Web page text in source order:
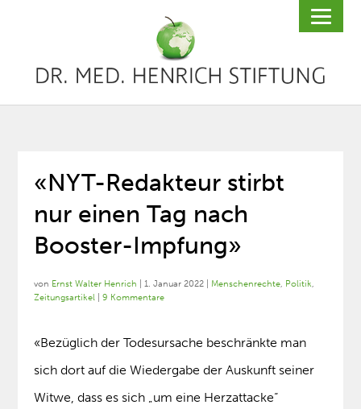
«NYT-Redakteur stirbt
nur einen Tag nach
Booster-Impfung»
von Ernst Walter Henrich |1. Januar 2022 Menschenrechte, Politik,
Zeitungsartikel |9 Kommentare
«Bezüglich der Todesursache beschränkte man
sich dort auf die Wiedergabe der Auskunft seiner
Witwe, dass es sich „um eine Herzattacke“